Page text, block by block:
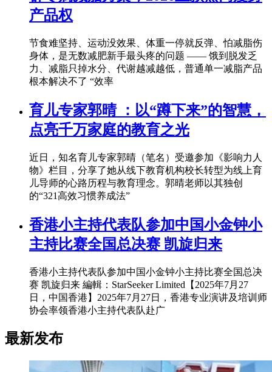
产品权
节食难坚持、运动没效果、体重一停就反弹、怕减脂伤
身体，是无数减肥新手最头疼的问题 —— 饿到脱发乏
力、减脂只掉水分、代谢越减越低，普通单一减脂产品
根本解决不了 “效率
育儿专家郭晴 ：以“蹲下来”的智慧，
点亮千万家庭的教育之光
近日，知名育儿专家郭晴（笔名）受邀参加《影响力人
物》栏目，分享了她从线下教育机构校长转型为线上育
儿导师的心路历程与教育理念。郭晴老师以其独创
的“321高效习惯养成法”
香港小主持代表队参加中国小金钟小
主持比赛全国总决赛 凯旋归来
香港小主持代表队参加中国小金钟小主持比赛全国总决
赛 凯旋归来 編輯：StarSeeker Limited【2025年7月27
日，中国香港】2025年7月27日，香港专业演讲及培训师
协会率领香港小主持代表队赴广
最新发布